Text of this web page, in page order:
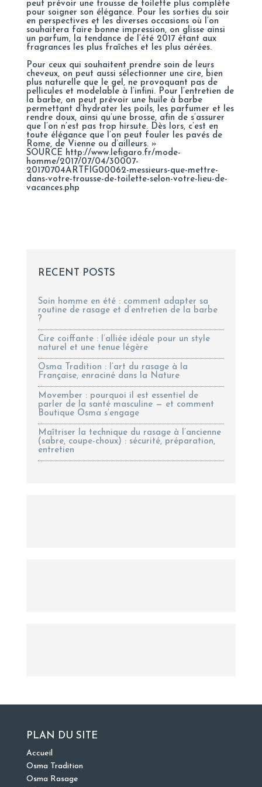
peut prévoir une trousse de toilette plus complète
pour soigner son élégance. Pour les sorties du soir
en perspectives et les diverses occasions où l’on
souhaitera faire bonne impression, on glisse ainsi
un parfum, la tendance de l’été 2017 étant aux
fragrances les plus fraîches et les plus aérées.
Pour ceux qui souhaitent prendre soin de leurs
cheveux, on peut aussi sélectionner une cire, bien
plus naturelle que le gel, ne provoquant pas de
pellicules et modelable à l’infini. Pour l’entretien de
la barbe, on peut prévoir une huile à barbe
permettant d’hydrater les poils, les parfumer et les
rendre doux, ainsi qu’une brosse, afin de s’assurer
que l’on n’est pas trop hirsute. Dès lors, c’est en
toute élégance que l’on peut fouler les pavés de
Rome, de Vienne ou d’ailleurs. »
SOURCE http://www.lefigaro.fr/mode-
homme/2017/07/04/30007-
20170704ARTFIG00062-messieurs-que-mettre-
dans-votre-trousse-de-toilette-selon-votre-lieu-de-
vacances.php
RECENT POSTS
Soin homme en été : comment adapter sa
routine de rasage et d’entretien de la barbe
?
Cire coiffante : l’alliée idéale pour un style
naturel et une tenue légère
Osma Tradition : l’art du rasage à la
Française, enraciné dans la Nature
Movember : pourquoi il est essentiel de
parler de la santé masculine — et comment
Boutique Osma s’engage
Maîtriser la technique du rasage à l’ancienne
(sabre, coupe-choux) : sécurité, préparation,
entretien
PLAN DU SITE
Accueil
Osma Tradition
Osma Rasage